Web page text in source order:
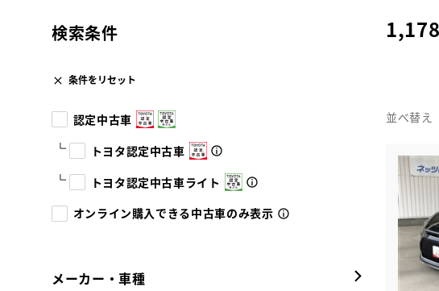
検索条件
条件をリセット
認定中古車
トヨタ認定中古車
トヨタ認定中古車ライト
オンライン購入できる中古車のみ表示
メーカー・車種
1,178
並べ替え